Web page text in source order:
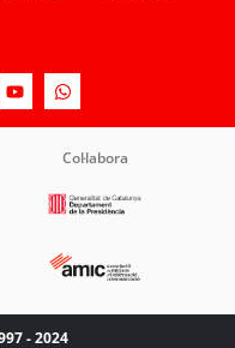
Col·labora
- 2024